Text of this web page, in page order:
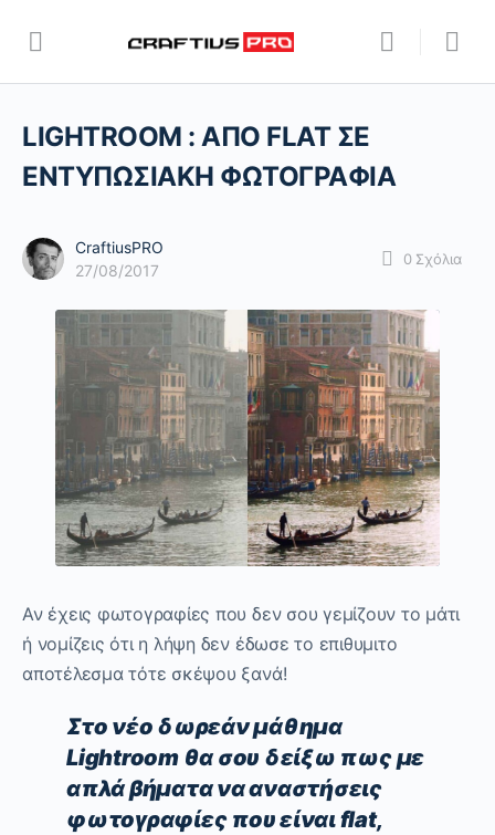
LIGHTROOM : ΑΠΟ FLAT ΣΕ
ΕΝΤΥΠΩΣΙΑΚΗ ΦΩΤΟΓΡΑΦΙΑ
CraftiusPRO
27/08/2017
0 Σχόλια
Αν έχεις φωτογραφίες που δεν σου γεμίζουν το μάτι
ή νομίζεις ότι η λήψη δεν έδωσε το επιθυμιτο
αποτέλεσμα τότε σκέψου ξανά!
Στο νέο δωρεάν μάθημα
Lightroom θα σου δείξω πως με
απλά βήματα να αναστήσεις
φωτογραφίες που είναι flat,